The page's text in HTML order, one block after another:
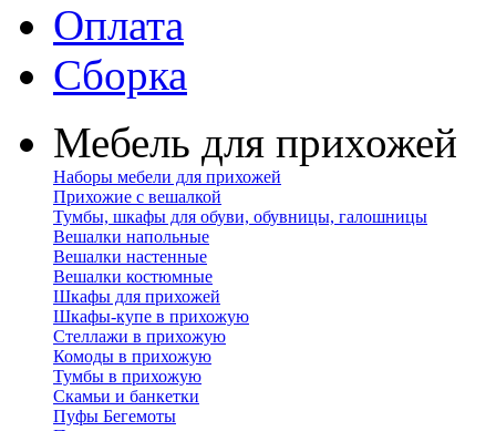
Оплата
Сборка
Мебель для прихожей
Наборы мебели для прихожей
Прихожие с вешалкой
Тумбы, шкафы для обуви, обувницы, галошницы
Вешалки напольные
Вешалки настенные
Вешалки костюмные
Шкафы для прихожей
Шкафы-купе в прихожую
Стеллажи в прихожую
Комоды в прихожую
Тумбы в прихожую
Скамьи и банкетки
Пуфы Бегемоты